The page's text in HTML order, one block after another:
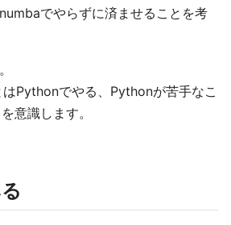
でやらずに済ませることを考
Pythonでやる、Pythonが苦手なこ
意識します。